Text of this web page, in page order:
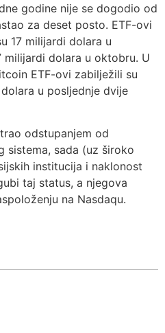
godine nije se dogodio od
za deset posto. ETF-ovi
17 milijardi dolara u
milijardi dolara u oktobru. U
ETF-ovi zabilježili su
u posljednje dvije
odstupanjem od
sistema, sada (uz široko
institucija i naklonost
taj status, a njegova
na Nasdaqu.